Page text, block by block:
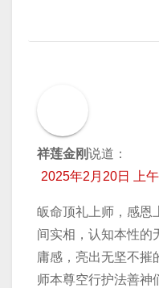
祥莲金刚说道：
2025年2月20日 上
皈命顶礼上师，感恩
间实相，认知本性的
庸感，亮出无坚不摧
师本尊空行护法善神